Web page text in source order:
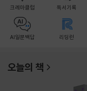
크레마클럽 독서기록
AI일문백답 리딩런
오늘의 책